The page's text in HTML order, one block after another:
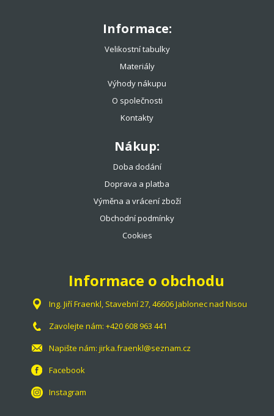
Informace:
Velikostní tabulky
Materiály
Výhody nákupu
O společnosti
Kontakty
Nákup:
Doba dodání
Doprava a platba
Výměna a vrácení zboží
Obchodní podmínky
Cookies
Informace o obchodu
Ing. Jiří Fraenkl, Stavební 27, 46606 Jablonec nad Nisou
Zavolejte nám: +420 608 963 441
Napište nám: jirka.fraenkl@seznam.cz
Facebook
Instagram